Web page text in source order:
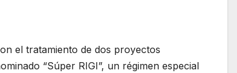
el tratamiento de dos proyectos
“Súper RIGI”, un régimen especial